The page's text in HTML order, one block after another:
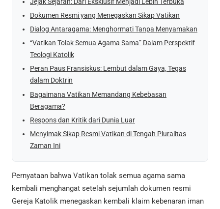
Dokumen Resmi yang Menegaskan Sikap Vatikan
Dialog Antaragama: Menghormati Tanpa Menyamakan
“Vatikan Tolak Semua Agama Sama” Dalam Perspektif
Teologi Katolik
Peran Paus Fransiskus: Lembut dalam Gaya, Tegas
dalam Doktrin
Bagaimana Vatikan Memandang Kebebasan
Beragama?
Respons dan Kritik dari Dunia Luar
Menyimak Sikap Resmi Vatikan di Tengah Pluralitas
Zaman Ini
Pernyataan bahwa Vatikan tolak semua agama sama
kembali menghangat setelah sejumlah dokumen resmi
Gereja Katolik menegaskan kembali klaim kebenaran iman